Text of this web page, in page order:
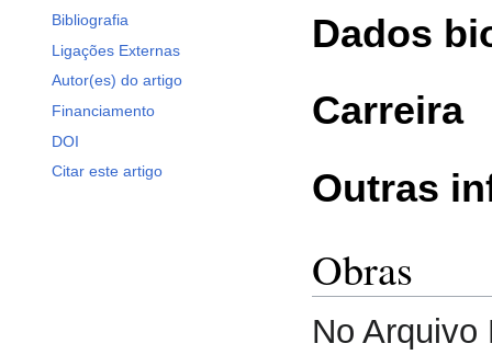
Bibliografia
Ligações Externas
Autor(es) do artigo
Financiamento
DOI
Citar este artigo
Dados
Carreira
Outras
Obras
No